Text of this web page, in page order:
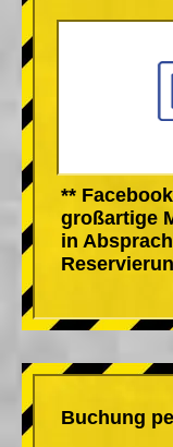
**
großartige
in
Buchung